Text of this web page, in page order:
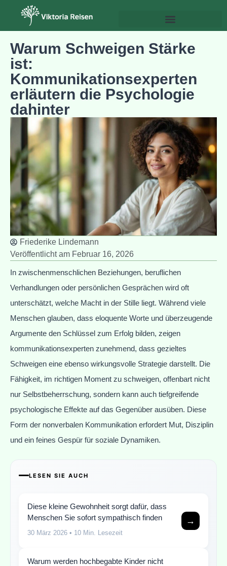
Warum Schweigen Stärke
ist:
Kommunikationsexperten
erläutern die Psychologie
dahinter
Friederike Lindemann
Veröffentlicht am Februar 16, 2026
In zwischenmenschlichen Beziehungen, beruflichen
Verhandlungen oder persönlichen Gesprächen wird oft
unterschätzt, welche Macht in der Stille liegt. Während viele
Menschen glauben, dass eloquente Worte und überzeugende
Argumente den Schlüssel zum Erfolg bilden, zeigen
kommunikationsexperten zunehmend, dass gezieltes
Schweigen eine ebenso wirkungsvolle Strategie darstellt. Die
Fähigkeit, im richtigen Moment zu schweigen, offenbart nicht
nur Selbstbeherrschung, sondern kann auch tiefgreifende
psychologische Effekte auf das Gegenüber ausüben. Diese
Form der nonverbalen Kommunikation erfordert Mut, Disziplin
und ein feines Gespür für soziale Dynamiken.
LESEN SIE AUCH
Diese kleine Gewohnheit sorgt dafür, dass
Menschen Sie sofort sympathisch finden
30 März 2026 • 10 Min. Lesezeit
→
Warum werden hochbegabte Kinder nicht